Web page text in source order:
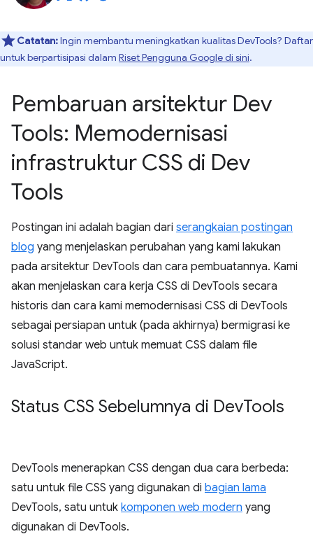
Catatan:Ingin membantu meningkatkan kualitas DevTools? Daftar
untuk berpartisipasi dalam Riset Pengguna Google di sini.
Pembaruan arsitektur Dev
Tools: Memodernisasi
infrastruktur CSS di Dev
Tools
Postingan ini adalah bagian dari serangkaian postingan
blog yang menjelaskan perubahan yang kami lakukan
pada arsitektur DevTools dan cara pembuatannya. Kami
akan menjelaskan cara kerja CSS di DevTools secara
historis dan cara kami memodernisasi CSS di DevTools
sebagai persiapan untuk (pada akhirnya) bermigrasi ke
solusi standar web untuk memuat CSS dalam file
JavaScript.
Status CSS Sebelumnya di DevTools
DevTools menerapkan CSS dengan dua cara berbeda:
satu untuk file CSS yang digunakan di bagian lama
DevTools, satu untuk komponen web modern yang
digunakan di DevTools.